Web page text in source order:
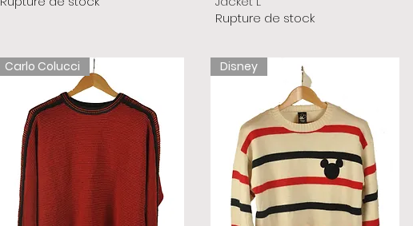
Rupture de stock
Carlo Colucci Disney